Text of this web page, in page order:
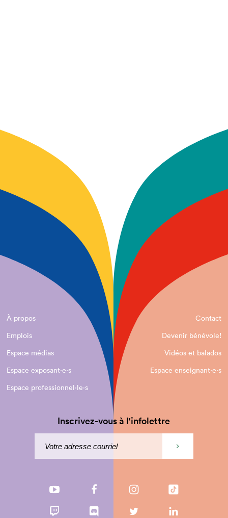
À propos
Contact
Emplois
Devenir bénévole!
Espace médias
Vidéos et balados
Espace exposant·e⋅s
Espace enseignant·e⋅s
Espace professionnel·le⋅s
Inscrivez-vous à l'infolettre